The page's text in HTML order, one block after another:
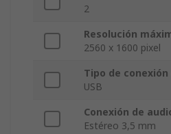
2
Resolución
2560 x 1600 pixel
Tipo de
USB
Conexión de
Estéreo 3,5 mm